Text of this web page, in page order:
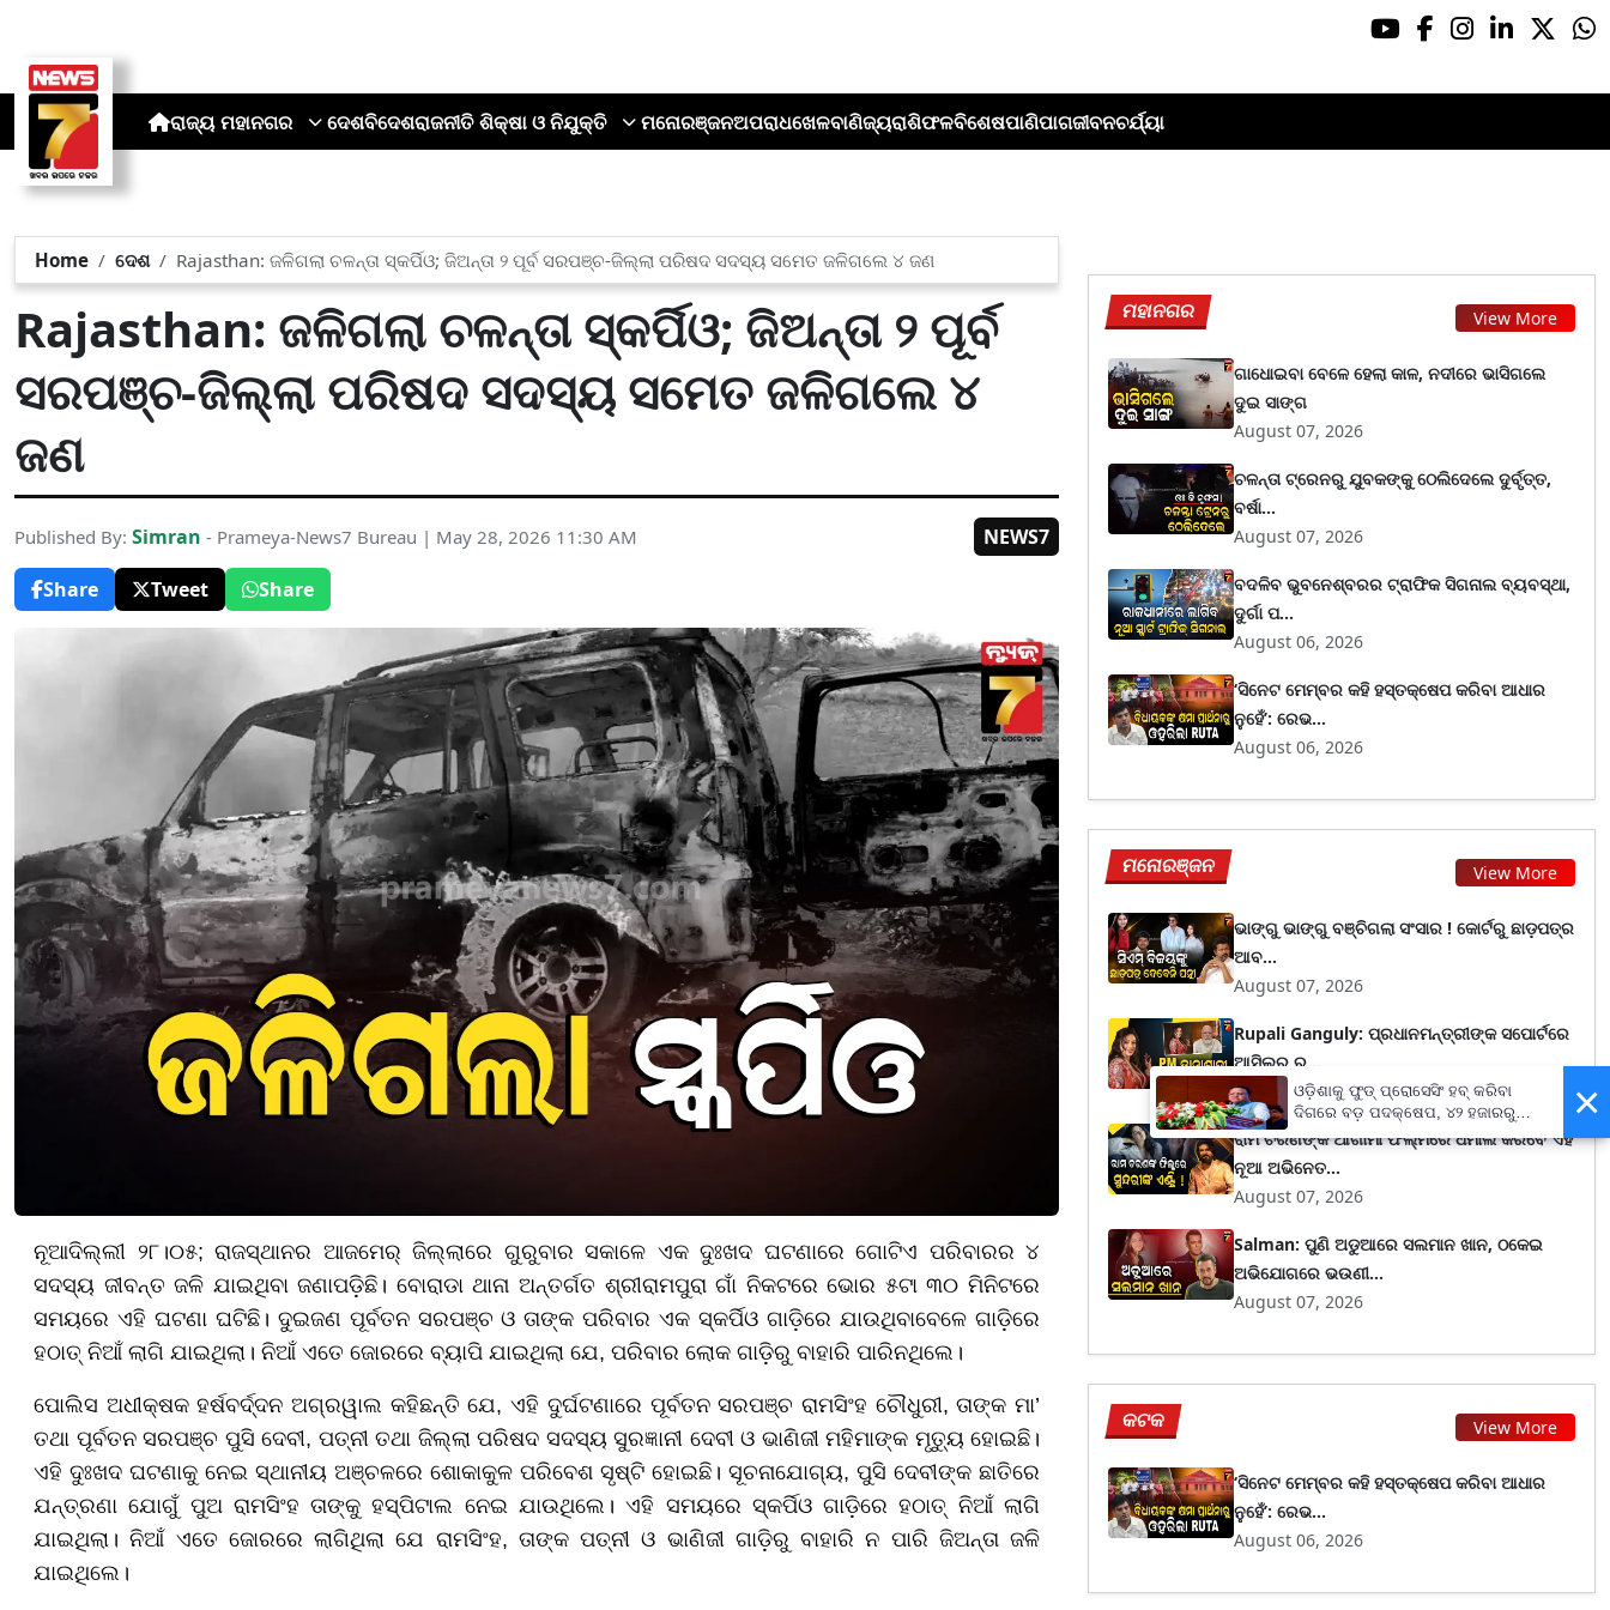
ରାଜ୍ୟ ମହାନଗର ଦେଶବିଦେଶରାଜନୀତି ଶିକ୍ଷା ଓ ନିଯୁକ୍ତି ମନୋରଞ୍ଜନଅପରାଧଖେଳବାଣିଜ୍ୟରାଶିଫଳବିଶେଷପାଣିପାଗଜୀବନଚର୍ଯ୍ୟା
Home ଦେଶ Rajasthan: ଜଳିଗଲା ଚଳନ୍ତା ସ୍କର୍ପିଓ; ଜିଅନ୍ତା ୨ ପୂର୍ବ ସରପଞ୍ଚ-ଜିଲ୍ଲା ପରିଷଦ ସଦସ୍ୟ ସମେତ ଜଳିଗଲେ ୪ ଜଣ
Rajasthan: ଜଳିଗଲା ଚଳନ୍ତା ସ୍କର୍ପିଓ; ଜିଅନ୍ତା ୨ ପୂର୍ବ
ସରପଞ୍ଚ-ଜିଲ୍ଲା ପରିଷଦ ସଦସ୍ୟ ସମେତ ଜଳିଗଲେ ୪
ଜଣ
Published By: Simran - Prameya-News7 Bureau | May 28, 2026 11:30 AM
NEWS7
Share
Tweet Share
ନୂଆଦିଲ୍ଲୀ ୨୮।୦୫; ରାଜସ୍ଥାନର ଆଜମେର୍ ଜିଲ୍ଲାରେ ଗୁରୁବାର ସକାଳେ ଏକ ଦୁଃଖଦ ଘଟଣାରେ ଗୋଟିଏ ପରିବାରର ୪
ସଦସ୍ୟ ଜୀବନ୍ତ ଜଳି ଯାଇଥିବା ଜଣାପଡ଼ିଛି। ବୋରାଡା ଥାନା ଅନ୍ତର୍ଗତ ଶ୍ରୀରାମପୁରା ଗାଁ ନିକଟରେ ଭୋର ୫ଟା ୩୦ ମିନିଟରେ
ସମୟରେ ଏହି ଘଟଣା ଘଟିଛି। ଦୁଇଜଣ ପୂର୍ବତନ ସରପଞ୍ଚ ଓ ତାଙ୍କ ପରିବାର ଏକ ସ୍କର୍ପିଓ ଗାଡ଼ିରେ ଯାଉଥିବାବେଳେ ଗାଡ଼ିରେ
ହଠାତ୍ ନିଆଁ ଲାଗି ଯାଇଥିଲା। ନିଆଁ ଏତେ ଜୋରରେ ବ୍ୟାପି ଯାଇଥିଲା ଯେ, ପରିବାର ଲୋକ ଗାଡ଼ିରୁ ବାହାରି ପାରିନଥିଲେ।
ପୋଲିସ ଅଧୀକ୍ଷକ ହର୍ଷବର୍ଦ୍ଦନ ଅଗ୍ରୱାଲ କହିଛନ୍ତି ଯେ, ଏହି ଦୁର୍ଘଟଣାରେ ପୂର୍ବତନ ସରପଞ୍ଚ ରାମସିଂହ ଚୌଧୁରୀ, ତାଙ୍କ ମା’
ତଥା ପୂର୍ବତନ ସରପଞ୍ଚ ପୁସି ଦେବୀ, ପତ୍ନୀ ତଥା ଜିଲ୍ଲା ପରିଷଦ ସଦସ୍ୟ ସୁରଜ୍ଞାନୀ ଦେବୀ ଓ ଭାଣିଜୀ ମହିମାଙ୍କ ମୃତ୍ୟୁ ହୋଇଛି।
ଏହି ଦୁଃଖଦ ଘଟଣାକୁ ନେଇ ସ୍ଥାନୀୟ ଅଞ୍ଚଳରେ ଶୋକାକୁଳ ପରିବେଶ ସୃଷ୍ଟି ହୋଇଛି। ସୂଚନାଯୋଗ୍ୟ, ପୁସି ଦେବୀଙ୍କ ଛାତିରେ
ଯନ୍ତ୍ରଣା ଯୋଗୁଁ ପୁଅ ରାମସିଂହ ତାଙ୍କୁ ହସ୍ପିଟାଲ ନେଇ ଯାଉଥିଲେ। ଏହି ସମୟରେ ସ୍କର୍ପିଓ ଗାଡ଼ିରେ ହଠାତ୍ ନିଆଁ ଲାଗି
ଯାଇଥିଲା। ନିଆଁ ଏତେ ଜୋରରେ ଲାଗିଥିଲା ଯେ ରାମସିଂହ, ତାଙ୍କ ପତ୍ନୀ ଓ ଭାଣିଜୀ ଗାଡ଼ିରୁ ବାହାରି ନ ପାରି ଜିଅନ୍ତା ଜଳି
ଯାଇଥିଲେ।
ମହାନଗର View More
ଗାଧୋଇବା ବେଳେ ହେଲା କାଳ, ନଦୀରେ ଭାସିଗଲେ
ଦୁଇ ସାଙ୍ଗ
August 07, 2026
ଚଳନ୍ତା ଟ୍ରେନରୁ ଯୁବକଙ୍କୁ ଠେଲିଦେଲେ ଦୁର୍ବୃତ୍ତ,
ବର୍ଷା...
August 07, 2026
ବଦଳିବ ଭୁବନେଶ୍ବରର ଟ୍ରାଫିକ ସିଗନାଲ ବ୍ୟବସ୍ଥା,
ଦୁର୍ଗା ପ...
August 06, 2026
‘ସିନେଟ ମେମ୍ବର କହି ହସ୍ତକ୍ଷେପ କରିବା ଆଧାର
ନୁହେଁ’: ରେଭ...
August 06, 2026
ମନୋରଞ୍ଜନ View More
ଭାଙ୍ଗୁ ଭାଙ୍ଗୁ ବଞ୍ଚିଗଲା ସଂସାର ! କୋର୍ଟରୁ ଛାଡ଼ପତ୍ର
ଆବ...
August 07, 2026
Rupali Ganguly: ପ୍ରଧାନମନ୍ତ୍ରୀଙ୍କ ସପୋର୍ଟରେ
ଆସିଲର ର...
August 07, 2026
ରାମ ଚରଣଙ୍କ ଆଗାମୀ ଫିଲ୍ମରେ ଧମାଲ କରିବେ ଏହି
ନୂଆ ଅଭିନେତ...
August 07, 2026
Salman: ପୁଣି ଅଡୁଆରେ ସଲମାନ ଖାନ, ଠକେଇ
ଅଭିଯୋଗରେ ଭଉଣୀ...
August 07, 2026
କଟକ View More
‘ସିନେଟ ମେମ୍ବର କହି ହସ୍ତକ୍ଷେପ କରିବା ଆଧାର
ନୁହେଁ’: ରେଭ...
August 06, 2026
×
ଓଡ଼ିଶାକୁ ଫୁଡ୍ ପ୍ରୋସେସିଂ ହବ୍ କରିବା
ଦିଗରେ ବଡ଼ ପଦକ୍ଷେପ, ୪୨ ହଜାରରୁ
ଅଧିକ ନିଯୁକ୍ତି ସୁଯୋଗ